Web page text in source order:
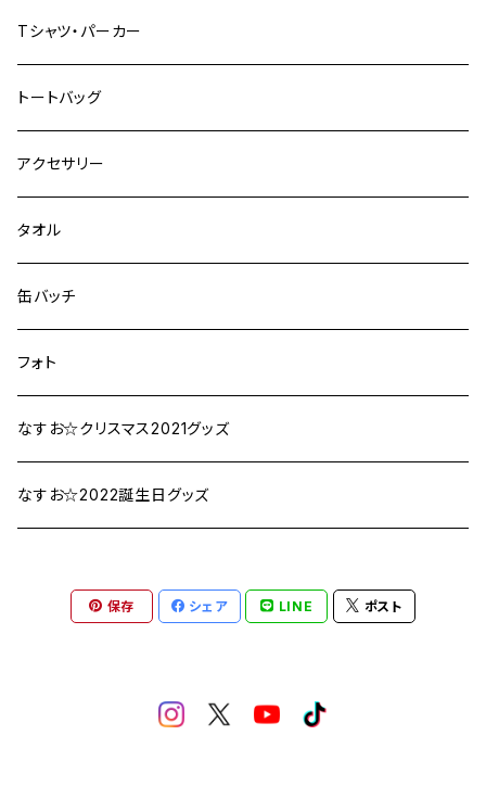
Tシャツ・パーカー
トートバッグ
アクセサリー
タオル
缶バッチ
フォト
なすお☆クリスマス2021グッズ
なすお☆2022誕生日グッズ
保存 シェア LINE ポスト